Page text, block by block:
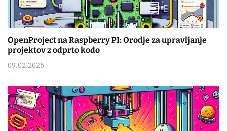
OpenProject na Raspberry PI: Orodje za upravljanje
projektov z odprto kodo
09.02.2025